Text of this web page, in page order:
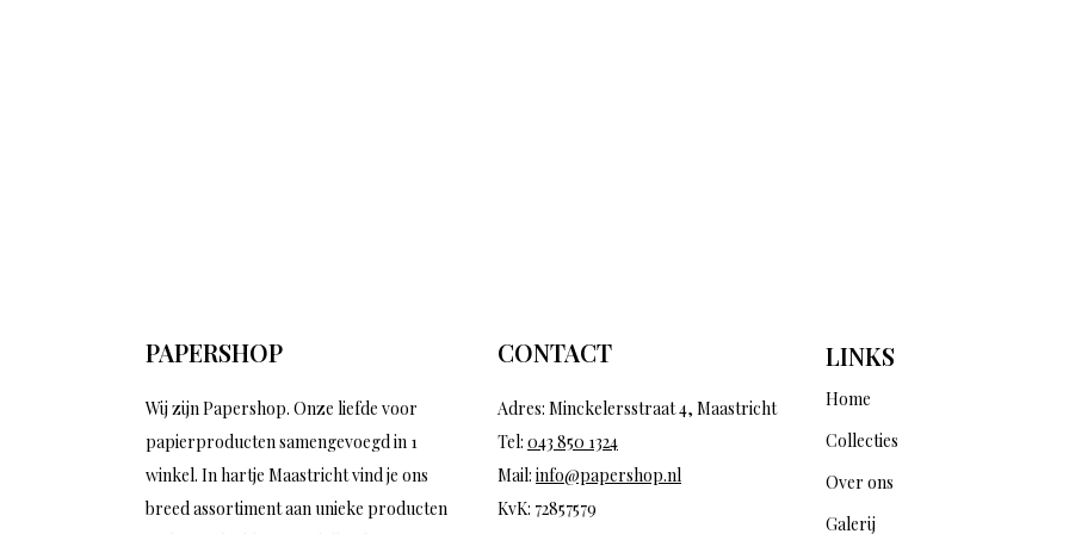
PAPERSHOP
Wij zijn Papershop. Onze liefde voor
papierproducten samengevoegd in 1
winkel. In hartje Maastricht vind je ons
breed assortiment aan unieke producten
CONTACT
Adres: Minckelersstraat 4, Maastricht
Tel: 043 850 1324
Mail: info@papershop.nl
KvK: 72857579
LINKS
Home
Collecties
Over ons
Galerij